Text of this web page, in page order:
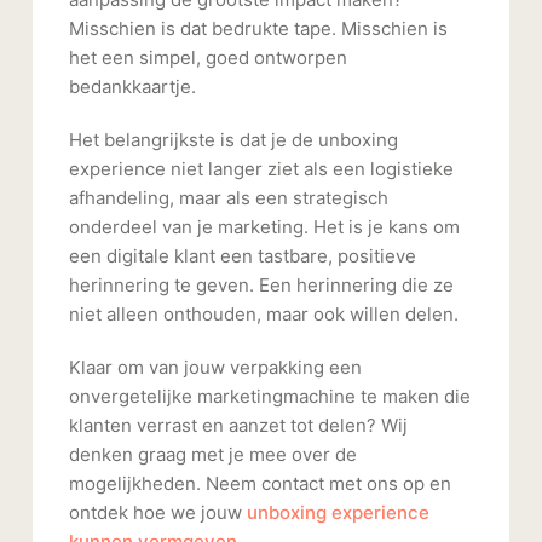
Misschien is dat bedrukte tape. Misschien is
het een simpel, goed ontworpen
bedankkaartje.
Het belangrijkste is dat je de unboxing
experience niet langer ziet als een logistieke
afhandeling, maar als een strategisch
onderdeel van je marketing. Het is je kans om
een digitale klant een tastbare, positieve
herinnering te geven. Een herinnering die ze
niet alleen onthouden, maar ook willen delen.
Klaar om van jouw verpakking een
onvergetelijke marketingmachine te maken die
klanten verrast en aanzet tot delen? Wij
denken graag met je mee over de
mogelijkheden. Neem contact met ons op en
ontdek hoe we jouw unboxing experience